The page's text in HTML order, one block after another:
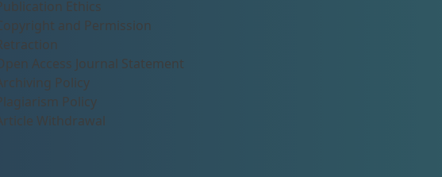
Ethics
and Permission
Access Journal Statement
Policy
Policy
Withdrawal